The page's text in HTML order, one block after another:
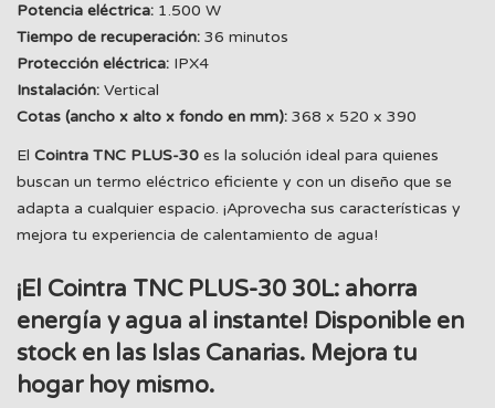
Potencia eléctrica: 1.500 W
Tiempo de recuperación: 36 minutos
Protección eléctrica: IPX4
Instalación: Vertical
Cotas (ancho x alto x fondo en mm): 368 x 520 x 390
El Cointra TNC PLUS-30 es la solución ideal para quienes
buscan un termo eléctrico eficiente y con un diseño que se
adapta a cualquier espacio. ¡Aprovecha sus características y
mejora tu experiencia de calentamiento de agua!
¡El Cointra TNC PLUS-30 30L: ahorra
energía y agua al instante! Disponible en
stock en las Islas Canarias. Mejora tu
hogar hoy mismo.